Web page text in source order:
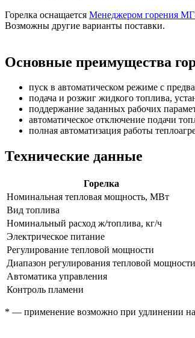
Горелка оснащается Менеджером горения
Возможны другие варианты поставки.
Основные преимущества
пуск в автоматическом режиме с
подача и розжиг жидкого топлива,
поддержание заданных рабочих
автоматическое отключение подачи
полная автоматизация работы
Технические данные
Горелка
Номинальная тепловая мощность, МВт
Вид топлива
Номинальный расход ж/топлива, кг/ч
Электрическое питание
Регулирование тепловой мощности
Диапазон регулирования тепловой мощности
Автоматика управления
Контроль пламени
* — применение возможно при удлинении